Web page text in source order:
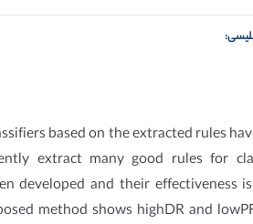
based on the extracted rules
extract many good rules for
developed and their effectiveness
method shows highDR and